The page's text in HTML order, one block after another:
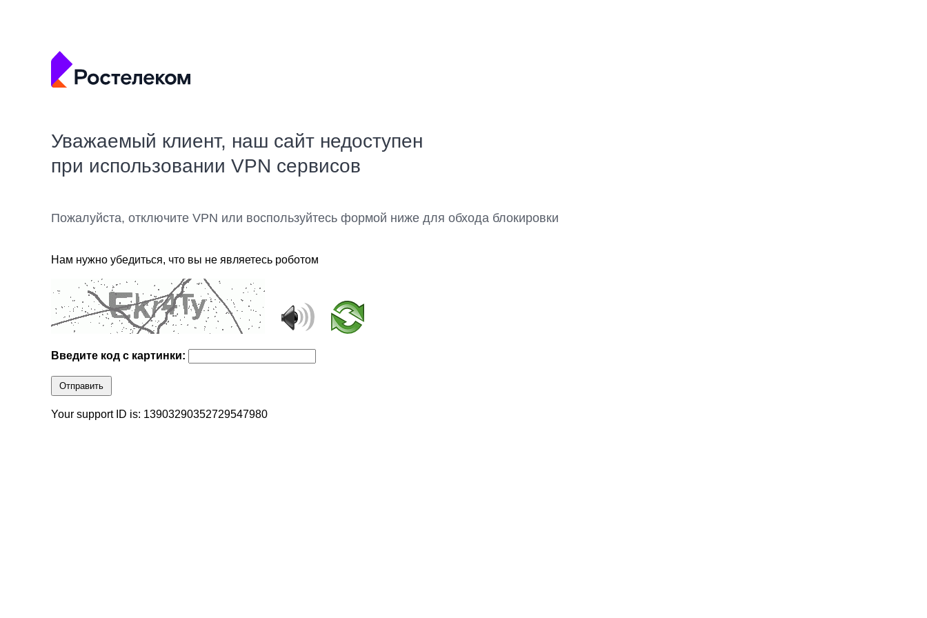
Уважаемый клиент, наш сайт недоступен
при использовании VPN сервисов
Пожалуйста, отключите VPN или воспользуйтесь формой ниже для обхода блокировки
Нам нужно убедиться, что вы не являетесь роботом
Введите код с картинки:
Отправить
Your support ID is: 13903290352729547980